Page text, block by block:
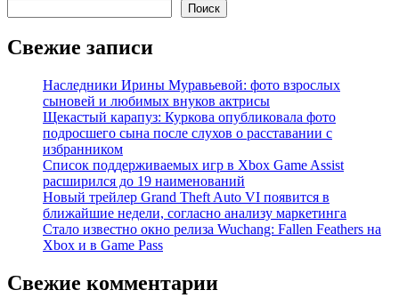
Поиск
Свежие записи
Наследники Ирины Муравьевой: фото взрослых
сыновей и любимых внуков актрисы
Щекастый карапуз: Куркова опубликовала фото
подросшего сына после слухов о расставании с
избранником
Список поддерживаемых игр в Xbox Game Assist
расширился до 19 наименований
Новый трейлер Grand Theft Auto VI появится в
ближайшие недели, согласно анализу маркетинга
Стало известно окно релиза Wuchang: Fallen Feathers на
Xbox и в Game Pass
Свежие комментарии